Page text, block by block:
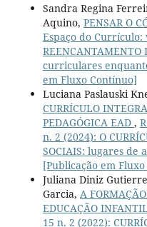
Sandra Regina
Aquino, PENSAR O
Espaço do Currículo:
REENCANTAMENTO
curriculares
em Fluxo Contínuo]
Luciana Paslauski
CURRÍCULO
PEDAGÓGICA EAD ,
n. 2 (2024): O
SOCIAIS: lugares de
[Publicação em
Juliana Diniz
Garcia, A
EDUCAÇÃO INFANTIL
15 n. 2 (2022):